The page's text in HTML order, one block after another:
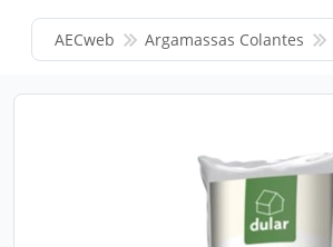
AECweb Argamassas Colantes